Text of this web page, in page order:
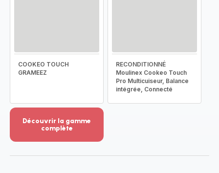
COOKEO TOUCH
GRAMEEZ
RECONDITIONNÉ
Moulinex Cookeo Touch
Pro Multicuiseur, Balance
intégrée, Connecté
Découvrir la gamme
complète
-